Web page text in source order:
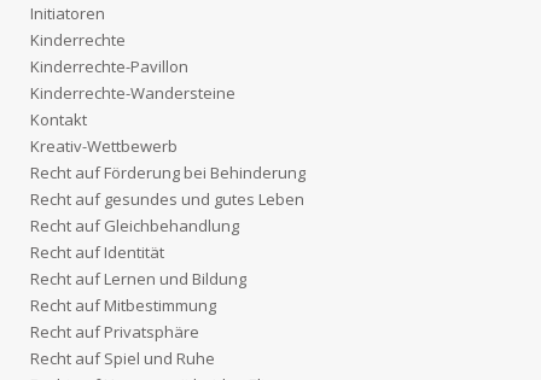
Initiatoren
Kinderrechte
Kinderrechte-Pavillon
Kinderrechte-Wandersteine
Kontakt
Kreativ-Wettbewerb
Recht auf Förderung bei Behinderung
Recht auf gesundes und gutes Leben
Recht auf Gleichbehandlung
Recht auf Identität
Recht auf Lernen und Bildung
Recht auf Mitbestimmung
Recht auf Privatsphäre
Recht auf Spiel und Ruhe